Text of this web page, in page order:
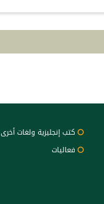
كتب إنجليزية ولغات أخرى
فعاليات